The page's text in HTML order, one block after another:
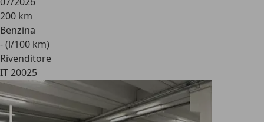
200 km
Benzina
- (l/100 km)
Rivenditore
IT 20025